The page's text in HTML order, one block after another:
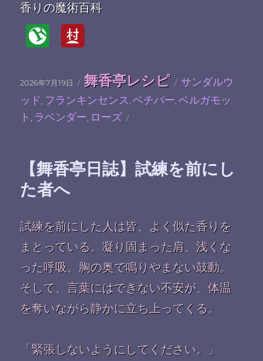
香りの魔術百科
稿
日:
2026年7月19日
カ
テ
ゴ
ー
舞香亭レシピ
グ
サンダルウ
ッド, フランキンセンス ,ベチバー,ベルガモッ
ト , ラベンダー, ローズ
【舞香亭日誌】試練を前にし
た者へ
試練を前にした人は皆、よく似た香りを
まとっている。凝り固まった肩、浅くな
った呼吸、胸の奥で鳴りやまない鼓動。
そして、言葉にはできない不安が、体温
を奪いながら静かに立ち上ってくる。
「緊張しないようにしてください。」